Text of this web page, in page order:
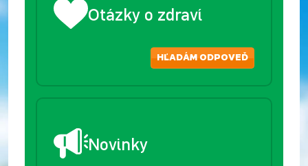
Otázky o zdraví
HĽADÁM ODPOVEĎ
Novinky